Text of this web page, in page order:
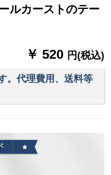
リング寝室ビエンゲ
ルカーストのテー
￥ 520 円(税込)
。代理費用、送料等